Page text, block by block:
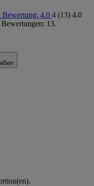
Bewertung: 4.0 4 (13) 4.0
13.